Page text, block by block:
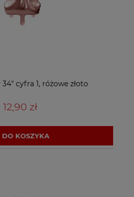
cyfra 1, różowe złoto
12,90 zł
DO KOSZYKA